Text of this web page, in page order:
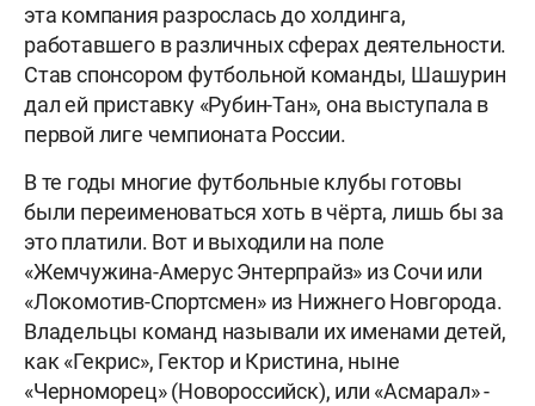
эта компания разрослась до холдинга,
работавшего в различных сферах деятельности.
Став спонсором футбольной команды, Шашурин
дал ей приставку «Рубин-Тан», она выступала в
первой лиге чемпионата России.
В те годы многие футбольные клубы готовы
были переименоваться хоть в чёрта, лишь бы за
это платили. Вот и выходили на поле
«Жемчужина-Амерус Энтерпрайз» из Сочи или
«Локомотив-Спортсмен» из Нижнего Новгорода.
Владельцы команд называли их именами детей,
как «Гекрис», Гектор и Кристина, ныне
«Черноморец» (Новороссийск), или «Асмарал» -